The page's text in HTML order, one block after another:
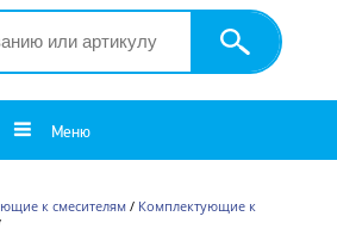
Меню
к смесителям/ Комплектующие к